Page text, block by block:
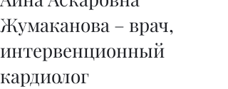
Жумаканова – врач,
интервенционный
кардиолог